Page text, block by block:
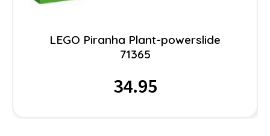
LEGO Piranha Plant-powerslide
71365
34.95